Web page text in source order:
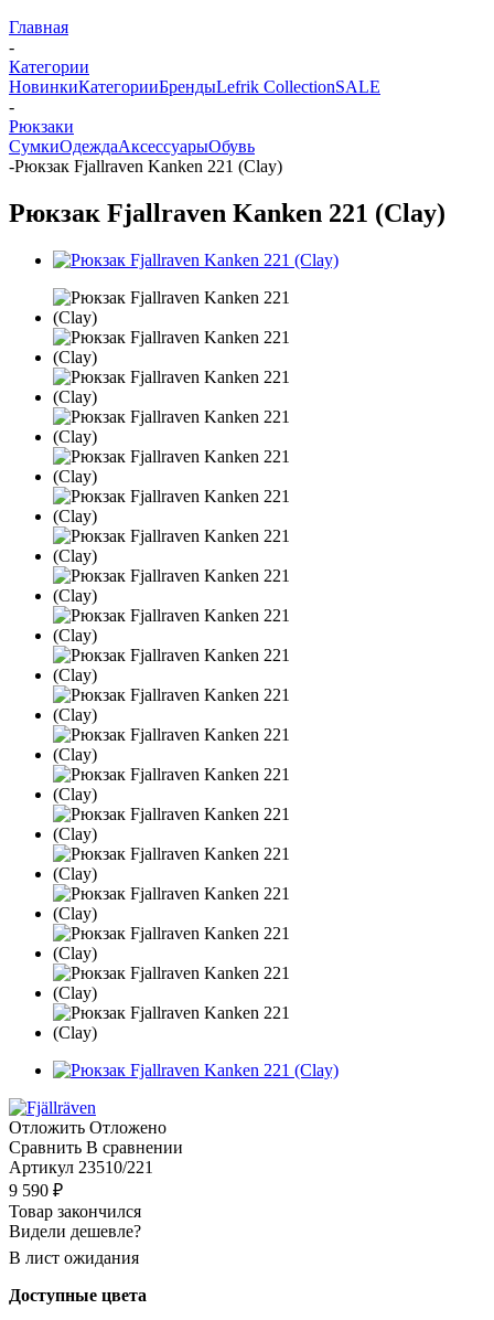
Главная
-
Категории
НовинкиКатегорииБрендыLefrik CollectionSALE
-
Рюкзаки
СумкиОдеждаАксессуарыОбувь
-Рюкзак Fjallraven Kanken 221 (Clay)
Рюкзак Fjallraven Kanken 221 (Clay)
Отложить Отложено
Сравнить В сравнении
Артикул 23510/221
9 590 ₽
Товар закончился
Видели дешевле?
В лист ожидания
Доступные цвета